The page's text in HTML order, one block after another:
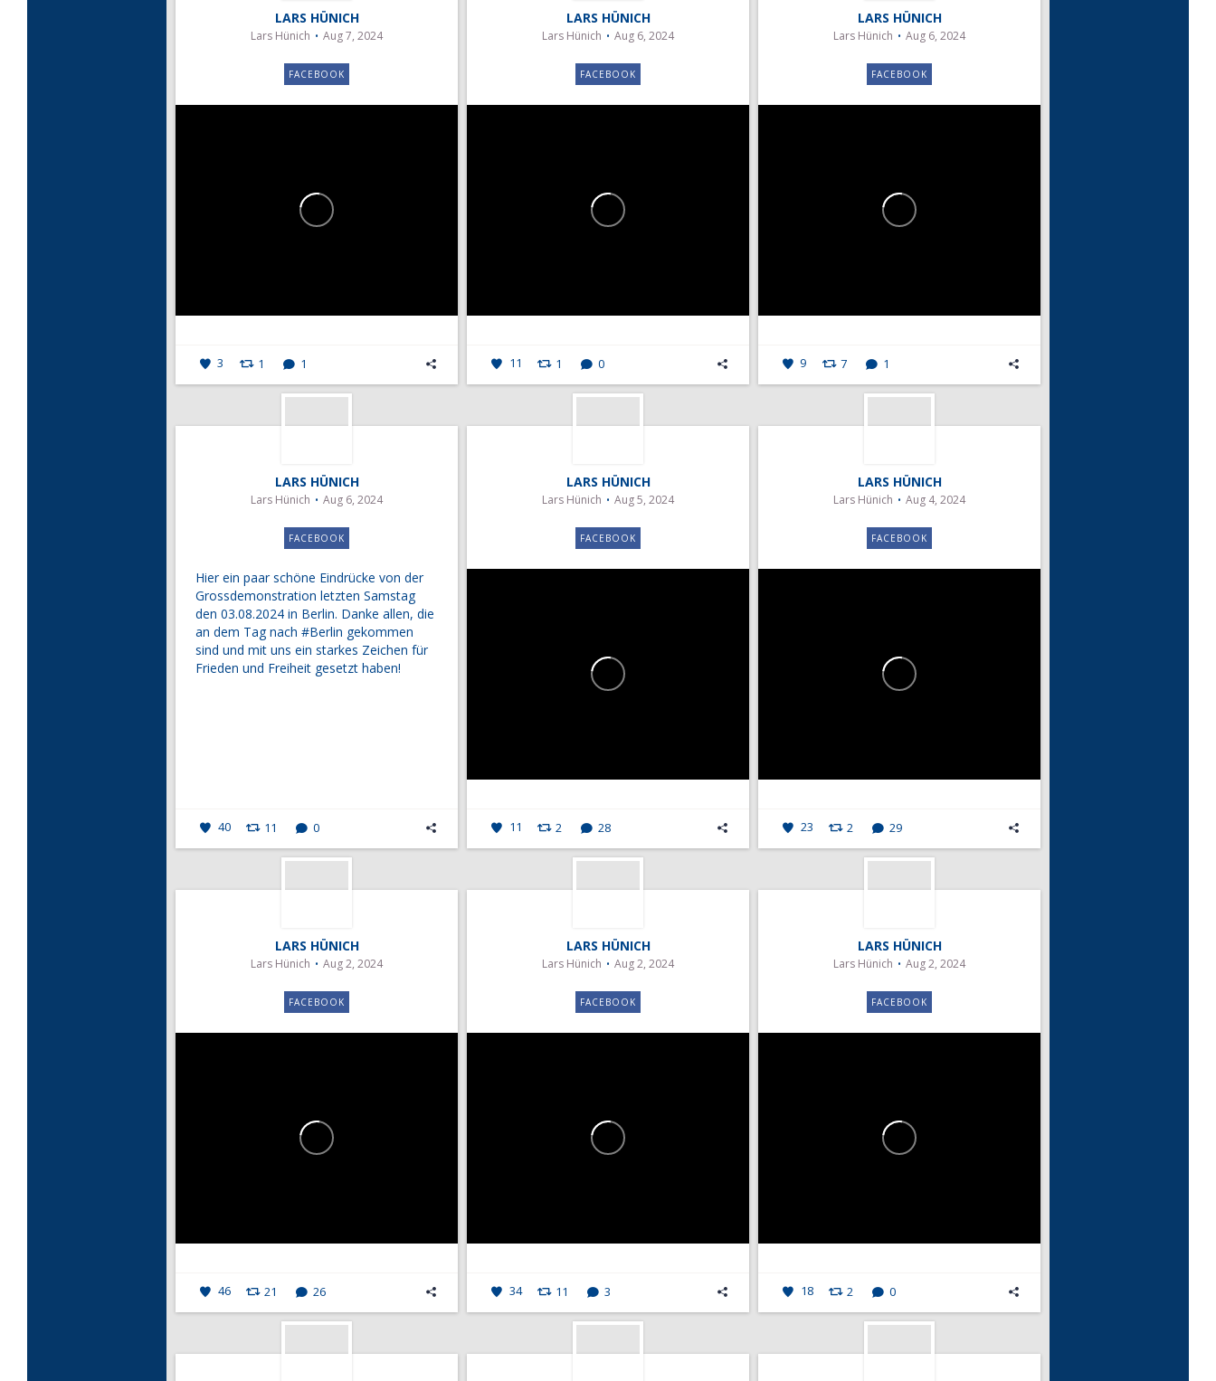
LARS HÜNICH
Lars Hünich Aug 7, 2024
FACEBOOK
3 1 1
LARS HÜNICH
Lars Hünich Aug 6, 2024
FACEBOOK
11 1 0
LARS HÜNICH
Lars Hünich Aug 6, 2024
FACEBOOK
9 7 1
LARS HÜNICH
Lars Hünich Aug 6, 2024
FACEBOOK
Hier ein paar schöne Eindrücke von der
Grossdemonstration letzten Samstag
den 03.08.2024 in Berlin. Danke allen, die
an dem Tag nach #Berlin gekommen
sind und mit uns ein starkes Zeichen für
Frieden und Freiheit gesetzt haben!
40 11 0
LARS HÜNICH
Lars Hünich Aug 5, 2024
FACEBOOK
11 2 28
LARS HÜNICH
Lars Hünich Aug 4, 2024
FACEBOOK
23 2 29
LARS HÜNICH
Lars Hünich Aug 2, 2024
FACEBOOK
46 21 26
LARS HÜNICH
Lars Hünich Aug 2, 2024
FACEBOOK
34 11 3
LARS HÜNICH
Lars Hünich Aug 2, 2024
FACEBOOK
18 2 0